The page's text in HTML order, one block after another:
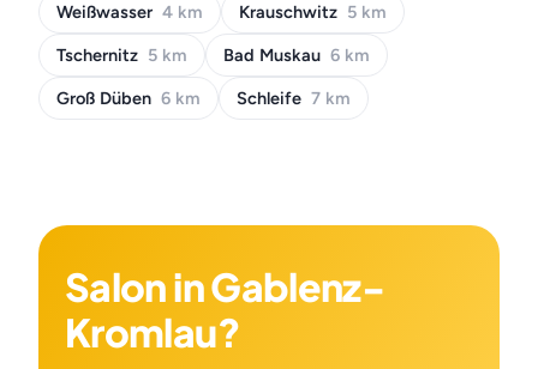
Weißwasser 4 km Krauschwitz 5 km
Tschernitz 5 km Bad Muskau 6 km
Groß Düben 6 km Schleife 7 km
Salon in Gablenz-
Kromlau?